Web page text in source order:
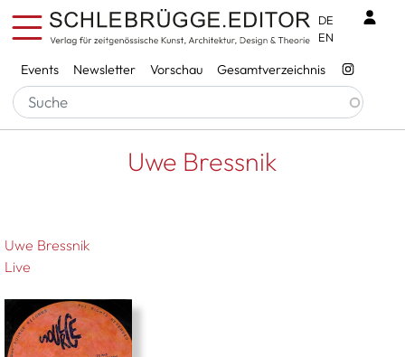
Direkt zum Inhalt
Services
Events Newsletter Vorschau Gesamtverzeichnis
DE
EN
Pfadnavigation
Startseite Uwe Bressnik
Uwe Bressnik
Uwe Bressnik
Live